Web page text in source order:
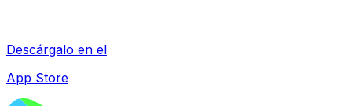
Descárgalo en el
App Store